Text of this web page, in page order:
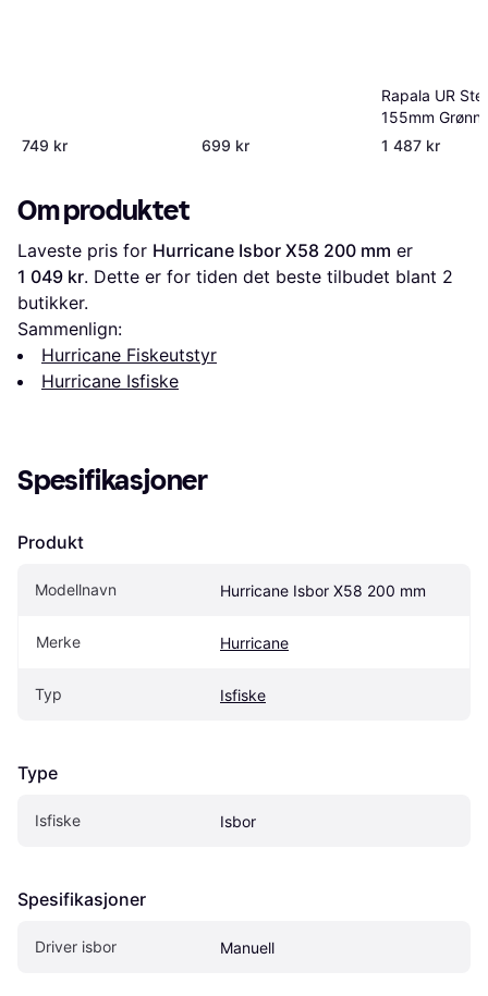
749 kr 699 kr
Rapala UR
155mm Grønn
1 487 kr
Om produktet
Laveste pris for Hurricane Isbor X58 200 mm
1 049 kr. Dette er for tiden det beste tilbudet blant 2
butikker.
Sammenlign:
Hurricane Fiskeutstyr
Hurricane Isfiske
Spesifikasjoner
Produkt
Modellnavn Hurricane Isbor X58 200 mm
Merke Hurricane
Typ Isfiske
Type
Isfiske Isbor
Spesifikasjoner
Driver isbor Manuell